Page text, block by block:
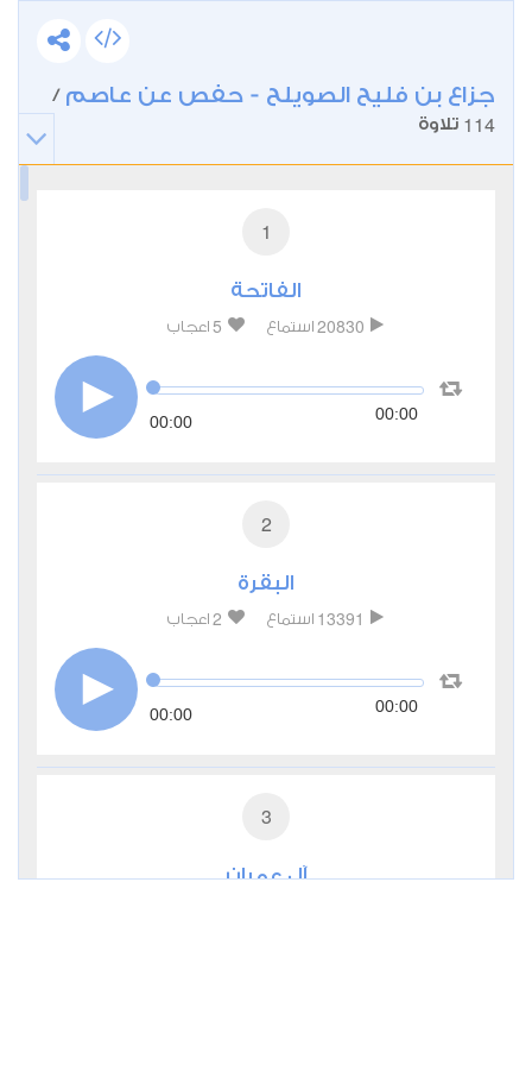
جزاع بن فليح الصويلح - حفص عن عاصم /
114 تلاوة
1
الفاتحة
20830 استماع 5 اعجاب
00:00 00:00
2
البقرة
13391 استماع 2 اعجاب
00:00 00:00
3
آل عمران